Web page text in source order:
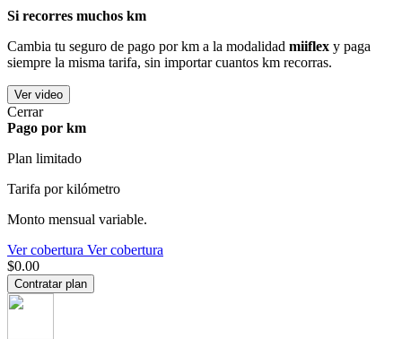
Si recorres muchos km
Cambia tu seguro de pago por km a la modalidad miiflex y paga
siempre la misma tarifa, sin importar cuantos km recorras.
Ver video
Cerrar
Pago por km
Plan limitado
Tarifa por kilómetro
Monto mensual variable.
Ver cobertura Ver cobertura
$0.00
Contratar plan